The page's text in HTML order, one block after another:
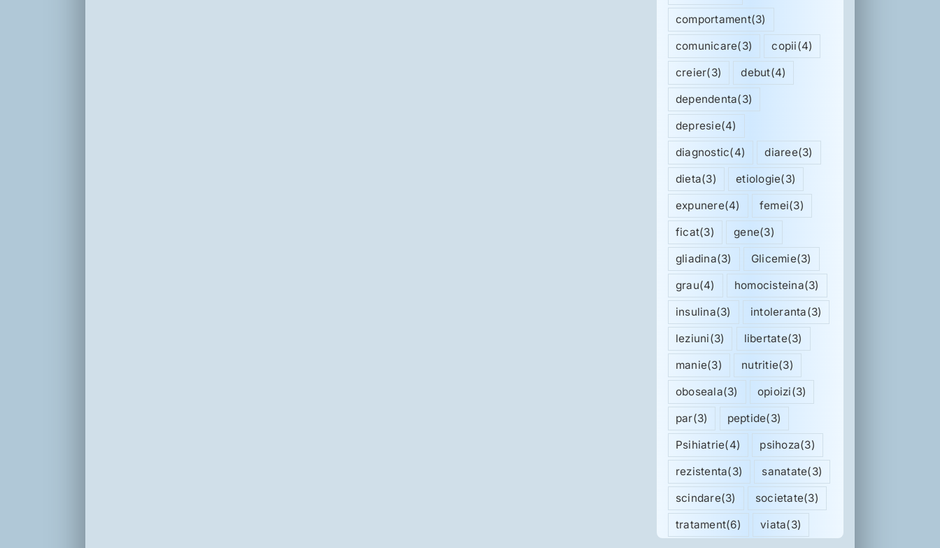
comportament(3)
comunicare(3) copii(4)
creier(3) debut(4)
dependenta(3)
depresie(4)
diagnostic(4) diaree(3)
dieta(3) etiologie(3)
expunere(4) femei(3)
ficat(3) gene(3)
gliadina(3) Glicemie(3)
grau(4) homocisteina(3)
insulina(3) intoleranta(3)
leziuni(3) libertate(3)
manie(3) nutritie(3)
oboseala(3) opioizi(3)
par(3) peptide(3)
Psihiatrie(4) psihoza(3)
rezistenta(3) sanatate(3)
scindare(3) societate(3)
tratament(6) viata(3)